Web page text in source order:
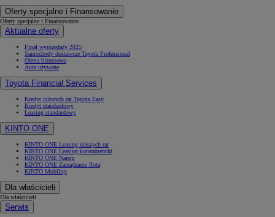
Oferty specjalne i Finansowanie
Oferty specjalne i Finansowanie
Aktualne oferty
Finał wyprzedaży 2025
Samochody dostawcze Toyota Professional
Oferta biznesowa
Auta używane
Toyota Financial Services
Kredyt niższych rat Toyota Easy
Kredyt standardowy
Leasing standardowy
KINTO ONE
KINTO ONE Leasing niższych rat
KINTO ONE Leasing konsumencki
KINTO ONE Najem
KINTO ONE Zarządzanie flotą
KINTO Mobility
Dla właścicieli
Dla właścicieli
Serwis